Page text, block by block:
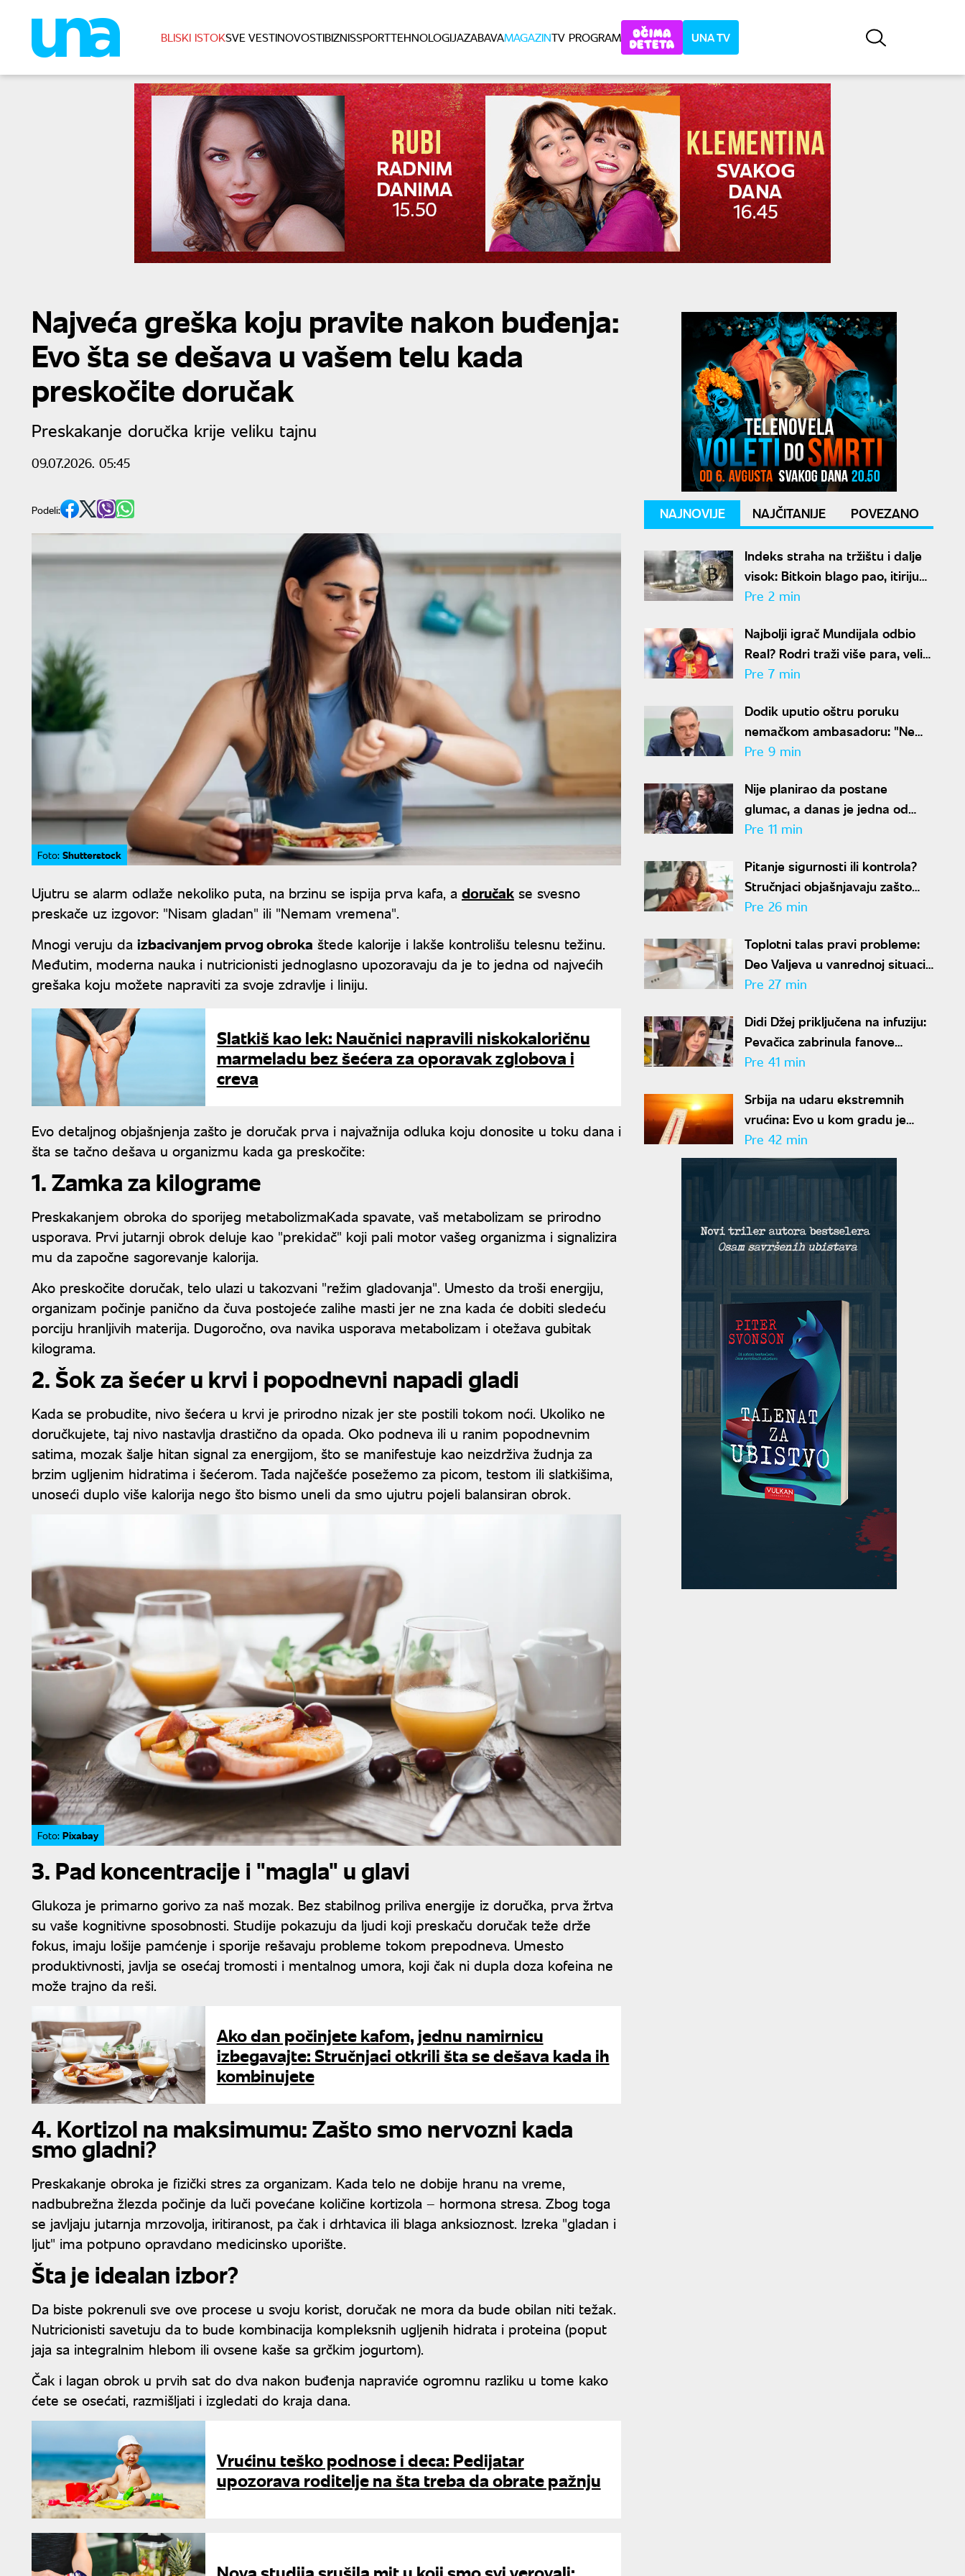
BLISKI ISTOKSVE VESTINOVOSTIBIZNISSPORTTEHNOLOGIJAZABAVAMAGAZINTV PROGRAM UNA TV
Najveća greška koju pravite nakon buđenja:
Evo šta se dešava u vašem telu kada
preskočite doručak
Preskakanje doručka krije veliku tajnu
09.07.2026. 05:45
Podeli:
Foto: Shutterstock
Ujutru se alarm odlaže nekoliko puta, na brzinu se ispija prva kafa, a doručak se svesno
preskače uz izgovor: "Nisam gladan" ili "Nemam vremena".
Mnogi veruju da izbacivanjem prvog obroka štede kalorije i lakše kontrolišu telesnu težinu.
Međutim, moderna nauka i nutricionisti jednoglasno upozoravaju da je to jedna od najvećih
grešaka koju možete napraviti za svoje zdravlje i liniju.
Slatkiš kao lek: Naučnici napravili niskokaloričnu
marmeladu bez šećera za oporavak zglobova i
creva
Evo detaljnog objašnjenja zašto je doručak prva i najvažnija odluka koju donosite u toku dana i
šta se tačno dešava u organizmu kada ga preskočite:
1. Zamka za kilograme
Preskakanjem obroka do sporijeg metabolizmaKada spavate, vaš metabolizam se prirodno
usporava. Prvi jutarnji obrok deluje kao "prekidač" koji pali motor vašeg organizma i signalizira
mu da započne sagorevanje kalorija.
Ako preskočite doručak, telo ulazi u takozvani "režim gladovanja". Umesto da troši energiju,
organizam počinje panično da čuva postojeće zalihe masti jer ne zna kada će dobiti sledeću
porciju hranljivih materija. Dugoročno, ova navika usporava metabolizam i otežava gubitak
kilograma.
2. Šok za šećer u krvi i popodnevni napadi gladi
Kada se probudite, nivo šećera u krvi je prirodno nizak jer ste postili tokom noći. Ukoliko ne
doručkujete, taj nivo nastavlja drastično da opada. Oko podneva ili u ranim popodnevnim
satima, mozak šalje hitan signal za energijom, što se manifestuje kao neizdrživa žudnja za
brzim ugljenim hidratima i šećerom. Tada najčešće posežemo za picom, testom ili slatkišima,
unoseći duplo više kalorija nego što bismo uneli da smo ujutru pojeli balansiran obrok.
Foto: Pixabay
3. Pad koncentracije i "magla" u glavi
Glukoza je primarno gorivo za naš mozak. Bez stabilnog priliva energije iz doručka, prva žrtva
su vaše kognitivne sposobnosti. Studije pokazuju da ljudi koji preskaču doručak teže drže
fokus, imaju lošije pamćenje i sporije rešavaju probleme tokom prepodneva. Umesto
produktivnosti, javlja se osećaj tromosti i mentalnog umora, koji čak ni dupla doza kofeina ne
može trajno da reši.
Ako dan počinjete kafom, jednu namirnicu
izbegavajte: Stručnjaci otkrili šta se dešava kada ih
kombinujete
4. Kortizol na maksimumu: Zašto smo nervozni kada
smo gladni?
Preskakanje obroka je fizički stres za organizam. Kada telo ne dobije hranu na vreme,
nadbubrežna žlezda počinje da luči povećane količine kortizola – hormona stresa. Zbog toga
se javljaju jutarnja mrzovolja, iritiranost, pa čak i drhtavica ili blaga anksioznost. Izreka "gladan i
ljut" ima potpuno opravdano medicinsko uporište.
Šta je idealan izbor?
Da biste pokrenuli sve ove procese u svoju korist, doručak ne mora da bude obilan niti težak.
Nutricionisti savetuju da to bude kombinacija kompleksnih ugljenih hidrata i proteina (poput
jaja sa integralnim hlebom ili ovsene kaše sa grčkim jogurtom).
Čak i lagan obrok u prvih sat do dva nakon buđenja napraviće ogromnu razliku u tome kako
ćete se osećati, razmišljati i izgledati do kraja dana.
Vrućinu teško podnose i deca: Pedijatar
upozorava roditelje na šta treba da obrate pažnju
Nova studija srušila mit u koji smo svi verovali:
NAJNOVIJE NAJČITANIJE POVEZANO
Indeks straha na tržištu i dalje
visok: Bitkoin blago pao, itirijum
nastavio rast
Pre 2 min
Najbolji igrač Mundijala odbio
Real? Rodri traži više para, veliki
transfer pred kolapsom
Pre 7 min
Dodik uputio oštru poruku
nemačkom ambasadoru: "Ne
lažite javnost u BiH"
Pre 9 min
Nije planirao da postane
glumac, a danas je jedna od
najvećih zvezda latino serija:
Brauna
Pre 11 min
Pitanje sigurnosti ili kontrola?
Stručnjaci objašnjavaju zašto
masovno proveravamo ljude
Pre 26 min
Toplotni talas pravi probleme:
Deo Valjeva u vanrednoj situaciji
zbog nestašice vode
Pre 27 min
Didi Džej priključena na infuziju:
Pevačica zabrinula fanove
novom objavom, evo u kakvom
Pre 41 min
Srbija na udaru ekstremnih
vrućina: Evo u kom gradu je
izmereno 40 stepeni
Pre 42 min